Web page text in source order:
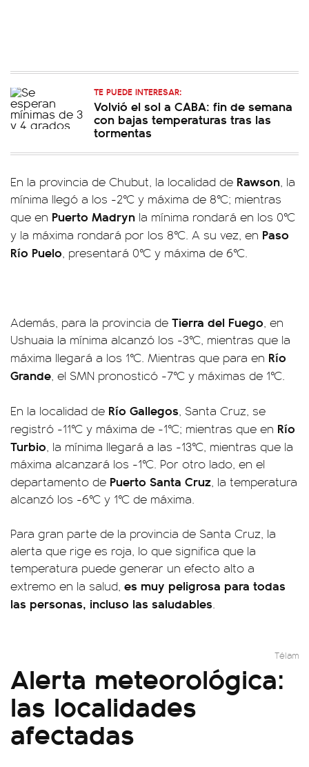
TE PUEDE INTERESAR:
Volvió el sol a CABA: fin de semana
con bajas temperaturas tras las
tormentas
En la provincia de Chubut, la localidad de Rawson, la
mínima llegó a los -2°C y máxima de 8°C; mientras
que en Puerto Madryn la mínima rondará en los 0°C
y la máxima rondará por los 8°C. A su vez, en Paso
Río Puelo, presentará 0°C y máxima de 6°C.
Además, para la provincia de Tierra del Fuego, en
Ushuaia la mínima alcanzó los -3°C, mientras que la
máxima llegará a los 1°C. Mientras que para en Río
Grande, el SMN pronosticó -7°C y máximas de 1°C.
En la localidad de Río Gallegos, Santa Cruz, se
registró -11°C y máxima de -1°C; mientras que en Río
Turbio, la mínima llegará a las -13°C, mientras que la
máxima alcanzará los -1°C. Por otro lado, en el
departamento de Puerto Santa Cruz, la temperatura
alcanzó los -6°C y 1°C de máxima.
Para gran parte de la provincia de Santa Cruz, la
alerta que rige es roja, lo que significa que la
temperatura puede generar un efecto alto a
extremo en la salud, es muy peligrosa para todas
las personas, incluso las saludables.
Télam
Alerta meteorológica:
las localidades
afectadas